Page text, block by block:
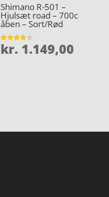
Shimano R-501 –
Hjulsæt road – 700c
åben – Sort/Rød
Vurderet
3.8
kr. 1.149,00